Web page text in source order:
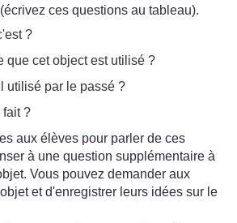
ces questions au tableau).
?
que cet object est utilisé ?
utilisé par le passé ?
fait ?
aux élèves pour parler de ces
à une question supplémentaire à
Vous pouvez demander aux
et d'enregistrer leurs idées sur le